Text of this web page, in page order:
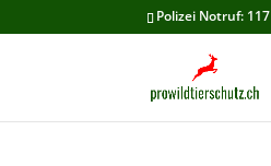
Cookie-Zustimmung verwalten
Polizei Notruf: 117